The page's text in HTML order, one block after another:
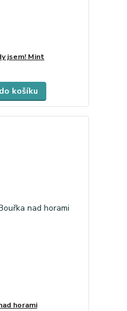
jsem! Mint
košíku
horami